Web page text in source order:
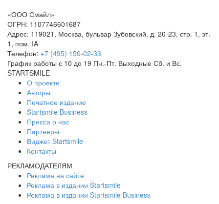
«ООО Смайл»
ОГРН: 1107746601687
Адрес: 119021 , Москва, бульвар Зубовский, д. 20-23, стр. 1, эт.
1, пом. IA
Телефон: +7 (495) 150-02-33
График работы с 10 до 19 Пн.-Пт. Выходные Сб. и Вс.
STARTSMILE
О проекте
Авторы
Печатное издание
Startsmile Business
Пресса о нас
Партнеры
Виджет Startsmile
Контакты
РЕКЛАМОДАТЕЛЯМ
Реклама на сайте
Реклама в издании Startsmile
Реклама в издании Startsmile Business